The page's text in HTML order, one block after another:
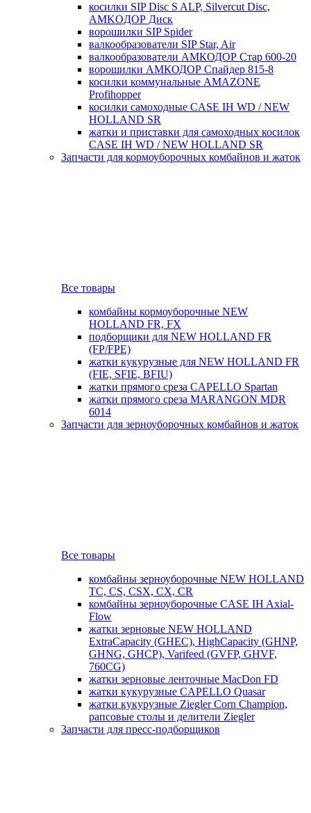
косилки SIP Disc S ALP, Silvercut Disc,
AMKOДОР Диск
ворошилки SIP Spider
валкообразователи SIP Star, Air
валкообразователи АМКОДОР Стар 600-20
ворошилки АМКОДОР Спайдер 815-8
косилки коммунальные AMAZONE
Profihopper
косилки самоходные CASE IH WD / NEW
HOLLAND SR
жатки и приставки для самоходных косилок
CASE IH WD / NEW HOLLAND SR
Запчасти для кормоуборочных комбайнов и жаток
Все товары
комбайны кормоуборочные NEW
HOLLAND FR, FX
подборщики для NEW HOLLAND FR
(FP/FPE)
жатки кукурузные для NEW HOLLAND FR
(FIE, SFIE, BFIU)
жатки прямого среза CAPELLO Spartan
жатки прямого среза MARANGON MDR
6014
Запчасти для зерноуборочных комбайнов и жаток
Все товары
комбайны зерноуборочные NEW HOLLAND
TC, CS, CSX, CX, CR
комбайны зерноуборочные CASE IH Axial-
Flow
жатки зерновые NEW HOLLAND
ExtraCapacity (GHEC), HighCapacity (GHNP,
GHNG, GHCP), Varifeed (GVFP, GHVF,
760CG)
жатки зерновые ленточные MacDon FD
жатки кукурузные CAPELLO Quasar
жатки кукурузные Ziegler Corn Champion,
рапсовые столы и делители Ziegler
Запчасти для пресс-подборщиков